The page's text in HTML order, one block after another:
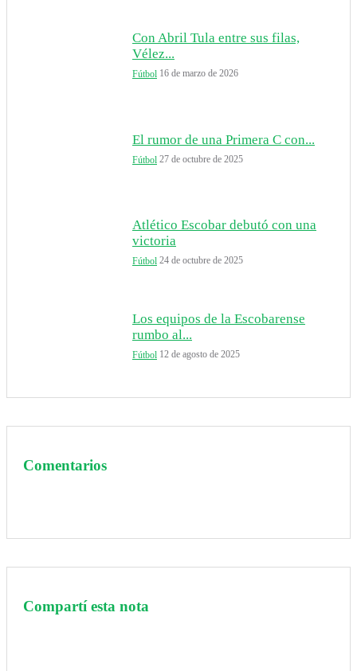
Con Abril Tula entre sus filas,
Vélez...
Fútbol 16 de marzo de 2026
El rumor de una Primera C con...
Fútbol 27 de octubre de 2025
Atlético Escobar debutó con una
victoria
Fútbol 24 de octubre de 2025
Los equipos de la Escobarense
rumbo al...
Fútbol 12 de agosto de 2025
Comentarios
Compartí esta nota